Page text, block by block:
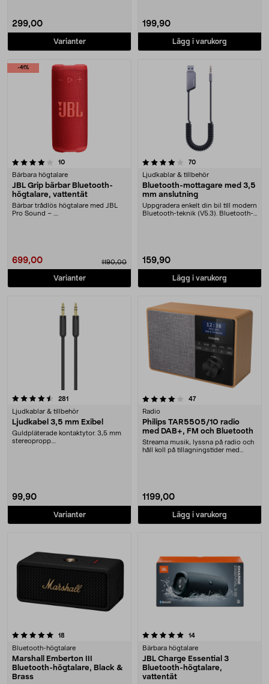
299,00
Varianter
199,90
Lägg i varukorg
-41%
10recensioner
Bärbara högtalare
JBL Grip bärbar Bluetooth-
högtalare, vattentät
Bärbar trådlös högtalare med JBL
Pro Sound – ....
699,00 1190,00
Varianter
4.0 av 5 stjärnor 70recensioner
Ljudkablar & tillbehör
Bluetooth-mottagare med 3,5
mm anslutning
Uppgradera enkelt din bil till modern
Bluetooth-teknik (V5.3). Bluetooth-
159,90
Lägg i varukorg
281
Ljudkablar & tillbehör
Ljudkabel 3,5 mm Exibel
Guldpläterade kontaktytor. 3,5 mm
stereopropp....
99,90
Varianter
4.0 av 5 stjärnor 47recensioner
Radio
Philips TAR5505/10 radio
med DAB+, FM och Bluetooth
Streama musik, lyssna på radio och
håll koll på tillagningstider med
1199,00
Lägg i varukorg
18
Bluetooth-högtalare
Marshall Emberton III
Bluetooth-högtalare, Black &
Brass
5.0 av 5 stjärnor 14recensioner
Bärbara högtalare
JBL Charge Essential 3
Bluetooth-högtalare,
vattentät